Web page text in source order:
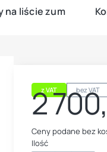
na liście zum
z VAT bez VAT
Cena
2
Ceny podane bez
Ilość